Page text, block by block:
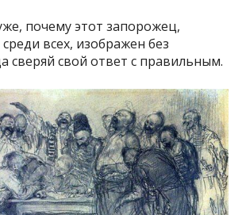
почему этот запорожец,
всех, изображен без
сверяй свой ответ с правильным.